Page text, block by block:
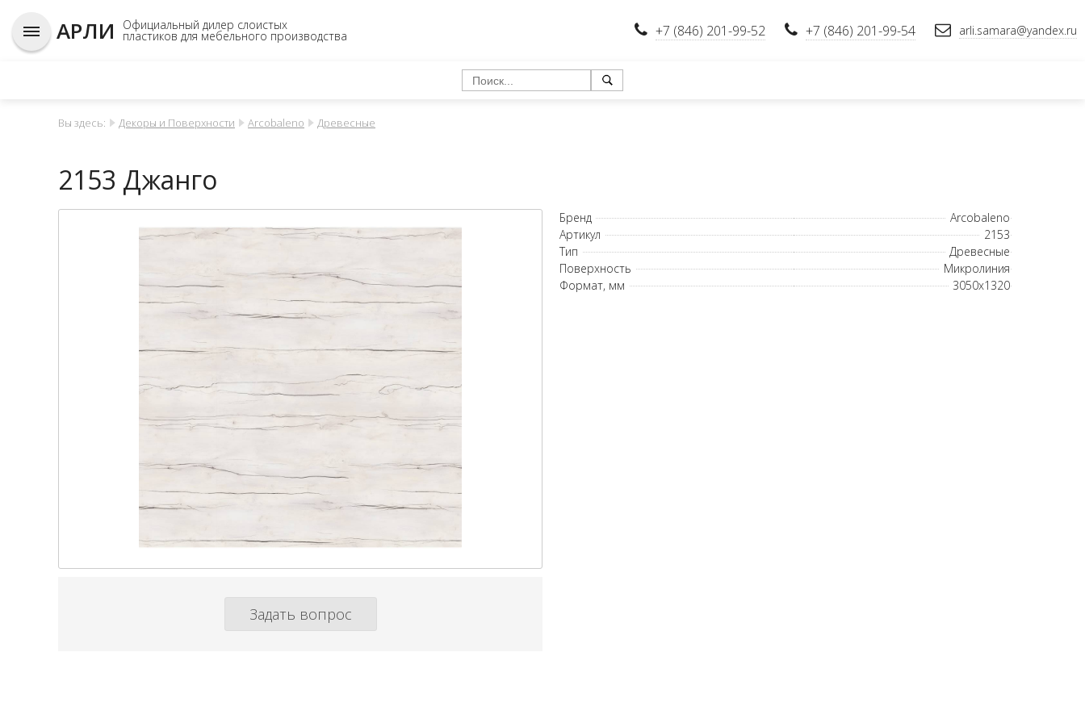
АРЛИ Официальный дилер слоистых
пластиков для мебельного производства +7 (846) 201-99-52 +7 (846) 201-99-54 arli.samara@yandex.ru
Вы здесь: Декоры и Поверхности Arcobaleno Древесные
2153 Джанго
Задать вопрос
Бренд
Arcobaleno
Артикул
2153
Тип
Древесные
Поверхность
Микролиния
Формат, мм
3050х1320